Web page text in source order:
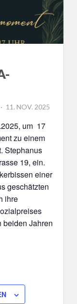
POSTED
11. NOV. 2025
um 17
zu einem
Stephanus
19, ein.
einer
geschätzten
ihre
beiden Jahren